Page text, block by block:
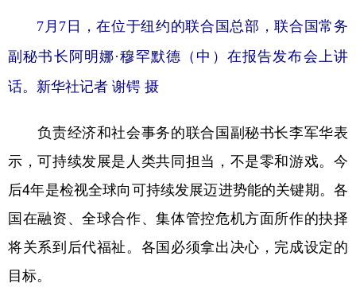
7月7日，在位于纽约的联合国总部，联合国常务
副秘书长阿明娜·穆罕默德（中）在报告发布会上讲
话。 新华社记者 谢锷 摄
负责经济和社会事务的联合国副秘书长李军华表
示，可持续发展是人类共同担当，不是零和游戏。今
后4年是检视全球向可持续发展迈进势能的关键期。各
国在融资、全球合作、集体管控危机方面所作的抉择
将关系到后代福祉。各国必须拿出决心，完成设定的
目标。